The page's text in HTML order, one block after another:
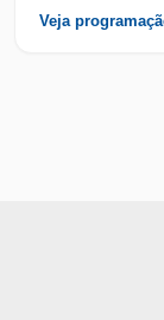
de Agosto:
Veja